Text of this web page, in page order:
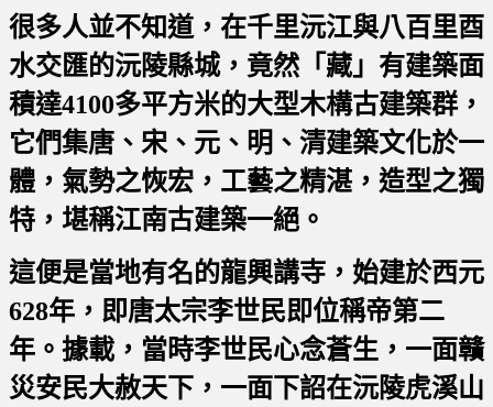
很多人並不知道，在千里沅江與八百里酉
水交匯的沅陵縣城，竟然「藏」有建築面
積達4100多平方米的大型木構古建築群，
它們集唐、宋、元、明、清建築文化於一
體，氣勢之恢宏，工藝之精湛，造型之獨
特，堪稱江南古建築一絕。
這便是當地有名的龍興講寺，始建於西元
628年，即唐太宗李世民即位稱帝第二
年。據載，當時李世民心念蒼生，一面贛
災安民大赦天下，一面下詔在沅陵虎溪山